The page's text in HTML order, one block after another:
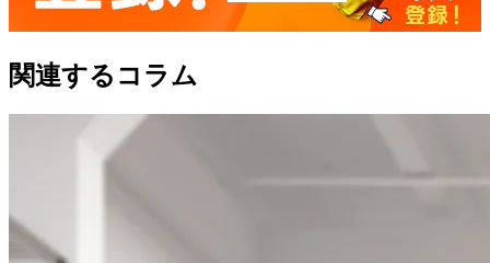
関連するコラム